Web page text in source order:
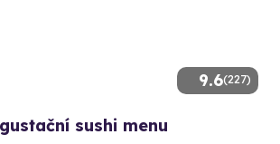
9.6(227)
sushi menu